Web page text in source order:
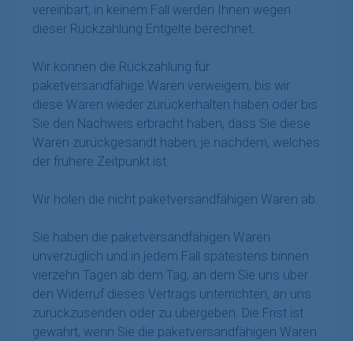
vereinbart; in keinem Fall werden Ihnen wegen
dieser Rückzahlung Entgelte berechnet.
Wir können die Rückzahlung für
paketversandfähige Waren verweigern, bis wir
diese Waren wieder zurückerhalten haben oder bis
Sie den Nachweis erbracht haben, dass Sie diese
Waren zurückgesandt haben, je nachdem, welches
der frühere Zeitpunkt ist.
Wir holen die nicht paketversandfähigen Waren ab.
Sie haben die paketversandfähigen Waren
unverzüglich und in jedem Fall spätestens binnen
vierzehn Tagen ab dem Tag, an dem Sie uns über
den Widerruf dieses Vertrags unterrichten, an uns
zurückzusenden oder zu übergeben. Die Frist ist
gewahrt, wenn Sie die paketversandfähigen Waren